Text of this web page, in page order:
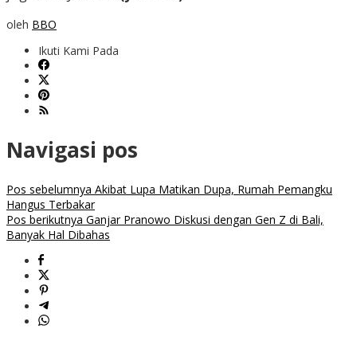
oleh BBO
Ikuti Kami Pada
Navigasi pos
Pos sebelumnya Akibat Lupa Matikan Dupa, Rumah Pemangku
Hangus Terbakar
Pos berikutnya Ganjar Pranowo Diskusi dengan Gen Z di Bali,
Banyak Hal Dibahas